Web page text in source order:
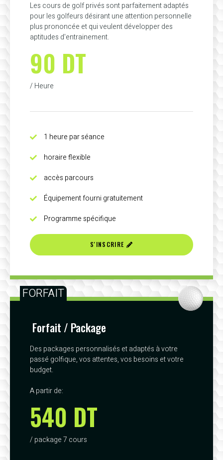
Les cours de golf privés sont parfaitement adaptés
pour les golfeurs désirant une attention personnelle
plus prononcée et qui veulent développer des
aptitudes d'entrainement.
90 DT
/ Heure
1 heure par séance
horaire flexible
accès parcours
Équipement fourni gratuitement
Programme spécifique
S'INSCRIRE
FORFAIT
Forfait / Package
Des packages personnalisés et adaptés à votre
passé golfique, vos attentes, vos besoins et votre
budget.
A partir de:
540 DT
/ package 7 cours